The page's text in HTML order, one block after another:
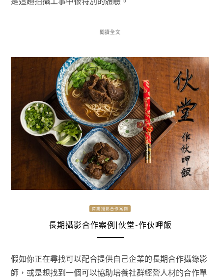
閱讀全文
商業攝影合作案例
長期攝影合作案例|伙堂-作伙呷飯
假如你正在尋找可以配合提供自己企業的長期合作攝錄影
師，或是想找到一個可以協助培養社群經營人材的合作單